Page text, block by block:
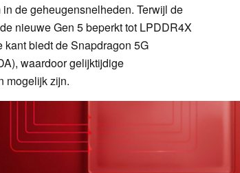
de geheugensnelheden. Terwijl de
nieuwe Gen 5 beperkt tot LPDDR4X
biedt de Snapdragon 5G
waardoor gelijktijdige
mogelijk zijn.